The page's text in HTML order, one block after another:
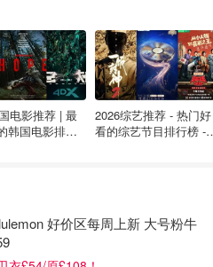
电影推荐 | 最
韩国电影排行
2026综艺推荐 - 热门好
看的综艺节目排行榜 -
好价区每周上新 大号粉牛